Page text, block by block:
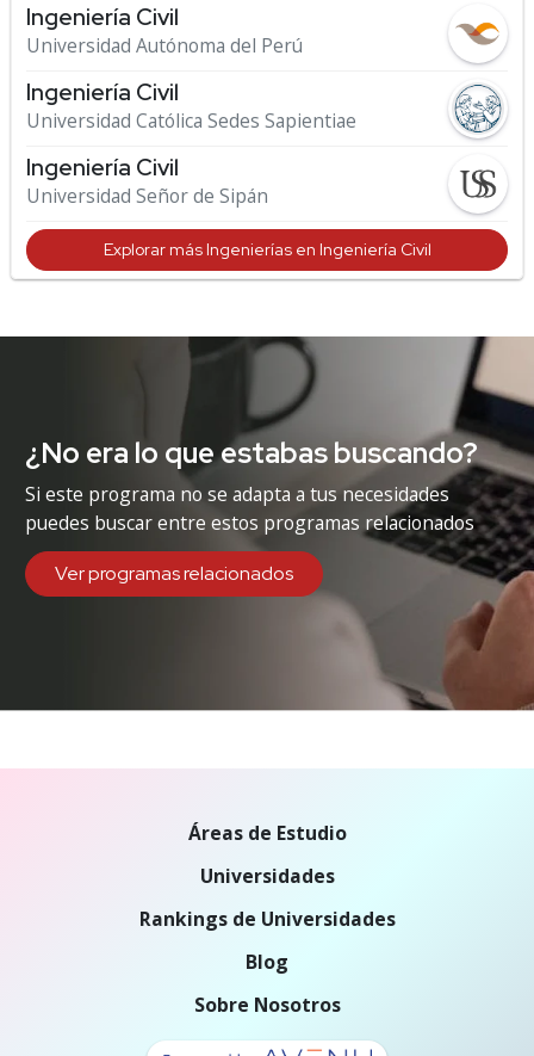
Ingeniería Civil
Universidad Autónoma del Perú
Ingeniería Civil
Universidad Católica Sedes Sapientiae
Ingeniería Civil
Universidad Señor de Sipán
Explorar más Ingenierías en Ingeniería Civil
¿No era lo que estabas buscando?
Si este programa no se adapta a tus necesidades
puedes buscar entre estos programas relacionados
Ver programas relacionados
Áreas de Estudio
Universidades
Rankings de Universidades
Blog
Sobre Nosotros